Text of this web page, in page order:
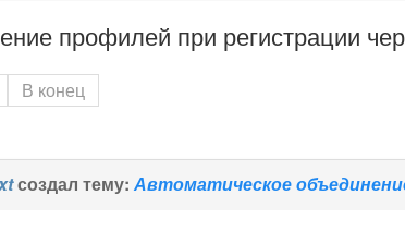
профилей при регистрации
В конец
создал тему:Автоматическое